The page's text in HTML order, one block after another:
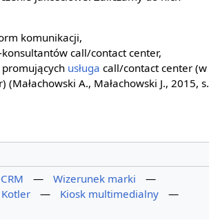
komunikacji,
call/contact center,
usługa call/contact center (w
A., Małachowski J., 2015, s.
— Wizerunek marki
—
— Kiosk multimedialny
—